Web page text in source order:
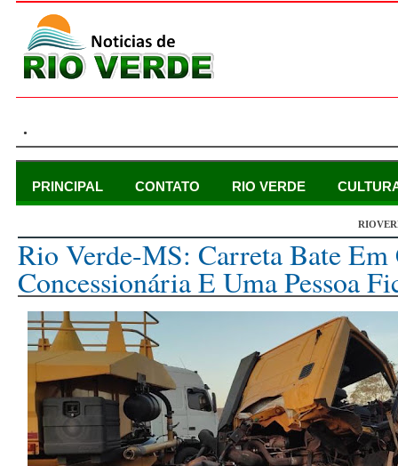
.
PRINCIPAL CONTATO RIO VERDE
Rio Verde-MS: Carreta Bate Em
Concessionária E Uma Pessoa